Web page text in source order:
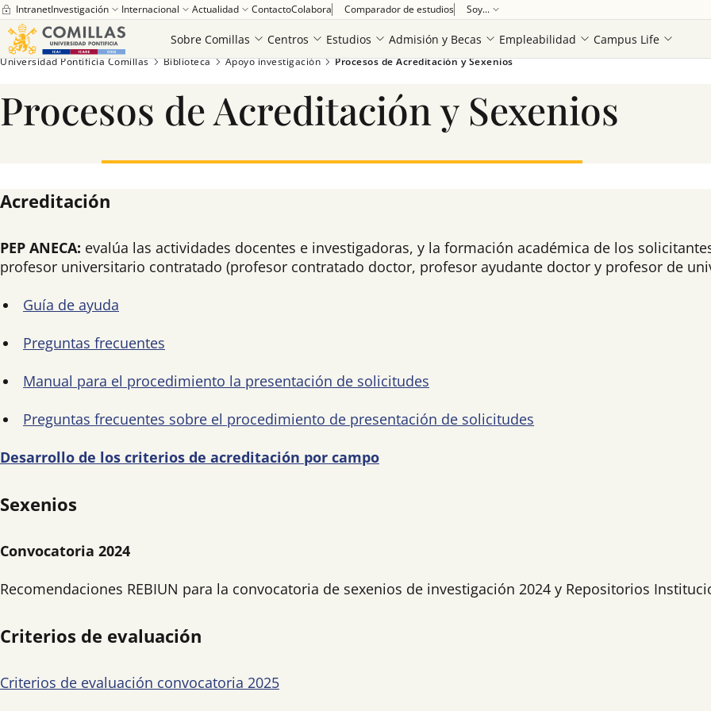
IntranetInvestigación Internacional Actualidad ContactoColabora Comparador de estudios Soy...
Sobre Comillas
Centros Estudios Admisión y Becas Empleabilidad Campus Life
Universidad Pontificia Comillas Biblioteca Apoyo investigación Procesos de Acreditación y Sexenios
Procesos de Acreditación y Sexenios
Acreditación
PEP ANECA: evalúa las actividades docentes e investigadoras, y la formación académica de los
profesor universitario contratado (profesor contratado doctor, profesor ayudante doctor y profesor de
Guía de ayuda
Preguntas frecuentes
Manual para el procedimiento la presentación de solicitudes
Preguntas frecuentes sobre el procedimiento de presentación de solicitudes
Desarrollo de los criterios de acreditación por campo
Sexenios
Convocatoria 2024
Recomendaciones REBIUN para la convocatoria de sexenios de investigación 2024 y Repositorios
Criterios de evaluación
Criterios de evaluación convocatoria 2025